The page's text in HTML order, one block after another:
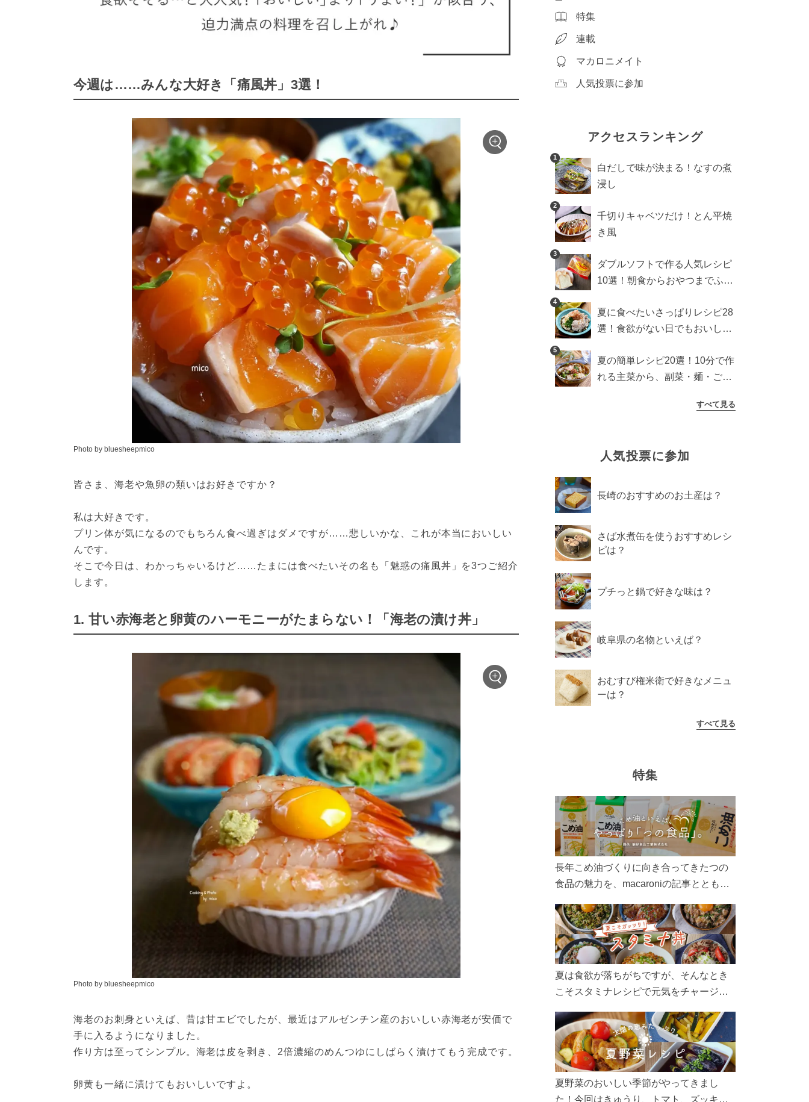
今週は……みんな大好き「痛風丼」3選！
Photo by bluesheepmico
皆さま、海老や魚卵の類いはお好きですか？
私は大好きです。
プリン体が気になるのでもちろん食べ過ぎはダメですが……悲しいかな、これが本当においしい
んです。
そこで今日は、わかっちゃいるけど……たまには食べたいその名も「魅惑の痛風丼」を3つご紹介
します。
1. 甘い赤海老と卵黄のハーモニーがたまらない！「海老の漬け丼」
Photo by bluesheepmico
海老のお刺身といえば、昔は甘エビでしたが、最近はアルゼンチン産のおいしい赤海老が安価で
手に入るようになりました。
作り方は至ってシンプル。海老は皮を剥き、2倍濃縮のめんつゆにしばらく漬けてもう完成です。
卵黄も一緒に漬けてもおいしいですよ。
特集
連載
マカロニメイト
人気投票に参加
アクセスランキング
1
白だしで味が決まる！なすの煮
浸し
2
千切りキャベツだけ！とん平焼
き風
3
ダブルソフトで作る人気レシピ
10選！朝食からおやつまでふん
4
夏に食べたいさっぱりレシピ28
選！食欲がない日でもおいしい
5
夏の簡単レシピ20選！10分で作
れる主菜から、副菜・麺・ごは
すべて見る
人気投票に参加
長崎のおすすめのお土産は？
さば水煮缶を使うおすすめレシ
ピは？
プチっと鍋で好きな味は？
岐阜県の名物といえば？
おむすび権米衛で好きなメニュ
ーは？
すべて見る
特集
長年こめ油づくりに向き合ってきたつの
食品の魅力を、macaroniの記事とともに
ん、製造現場や品質へのこだわりまで。
こめ油をもっと好きになるコンテンツを
ぜひお楽しみください。
夏は食欲が落ちがちですが、そんなとき
こそスタミナレシピで元気をチャージ！
リ食べて、夏バテを吹き飛ばしましょ
う！
夏野菜のおいしい季節がやってきまし
た！今回はきゅうり、トマト、ズッキー